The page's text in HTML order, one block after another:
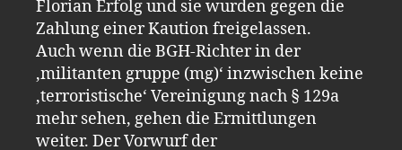
Florian Erfolg und sie wurden gegen die
Zahlung einer Kaution freigelassen.
Auch wenn die BGH-Richter in der
‚militanten gruppe (mg)‘ inzwischen keine
‚terroristische‘ Vereinigung nach § 129a
mehr sehen, gehen die Ermittlungen
weiter. Der Vorwurf der